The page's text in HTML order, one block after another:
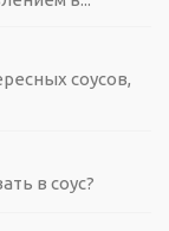
соусов,
в соус?